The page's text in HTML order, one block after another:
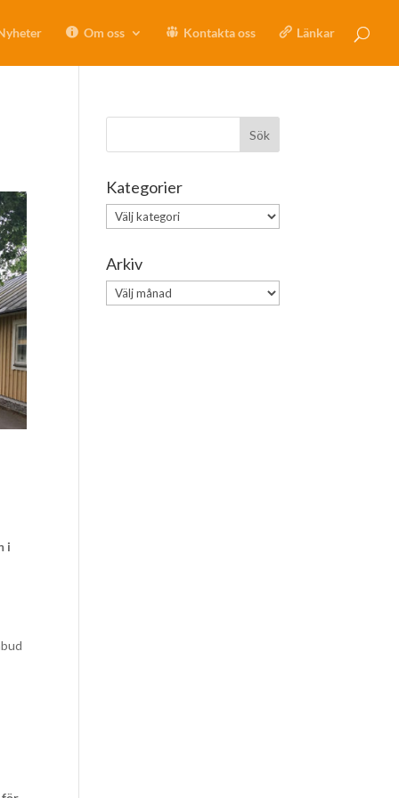
Om oss Kontakta oss Länkar
i
Kategorier
Kategorier
Arkiv
Arkiv